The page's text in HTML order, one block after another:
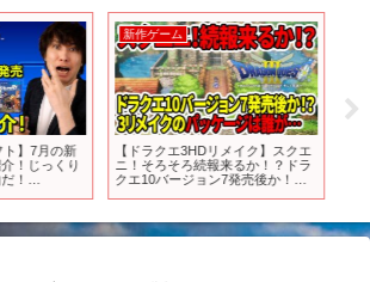
ト】7月の新
！じっくり
！
新作ゲーム
【ドラクエ3HDリメイク】スクエ
ニ！そろそろ続報来るか！？ドラ
クエ10バージョン7発売後か！？3